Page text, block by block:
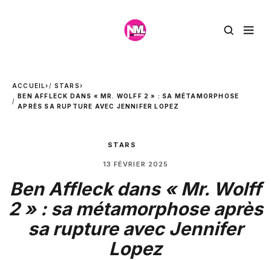
ACCUEIL› STARS›
BEN AFFLECK DANS « MR. WOLFF 2 » : SA MÉTAMORPHOSE
APRÈS SA RUPTURE AVEC JENNIFER LOPEZ
STARS
13 FÉVRIER 2025
Ben Affleck dans « Mr. Wolff
2 » : sa métamorphose après
sa rupture avec Jennifer
Lopez